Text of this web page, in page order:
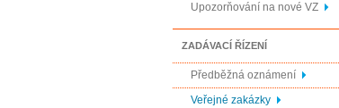
Upozorňování na nové VZ
ZADÁVACÍ ŘÍZENÍ
Předběžná oznámení
Veřejné zakázky